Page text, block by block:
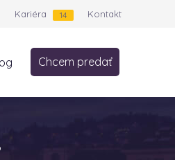
Kariéra 14 Kontakt
Chcem predať